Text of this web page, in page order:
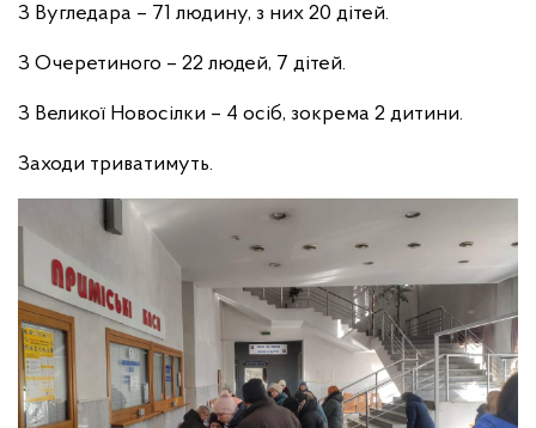
З Вугледара – 71 людину, з них 20 дітей.
З Очеретиного – 22 людей, 7 дітей.
З Великої Новосілки – 4 осіб, зокрема 2 дитини.
Заходи триватимуть.